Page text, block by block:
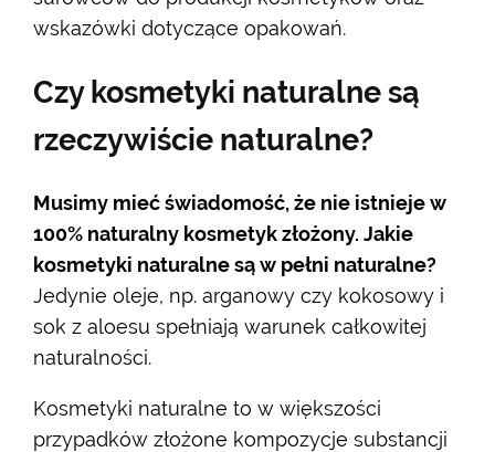
wskazówki dotyczące opakowań.
Czy kosmetyki naturalne są
rzeczywiście naturalne?
Musimy mieć świadomość, że nie istnieje w
100% naturalny kosmetyk złożony. Jakie
kosmetyki naturalne są w pełni naturalne?
Jedynie oleje, np. arganowy czy kokosowy i
sok z aloesu spełniają warunek całkowitej
naturalności.
Kosmetyki naturalne to w większości
przypadków złożone kompozycje substancji